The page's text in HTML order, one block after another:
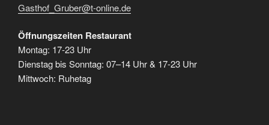
Gasthof_Gruber@t-online.de
Öffnungszeiten Restaurant
Montag: 17-23 Uhr
Dienstag bis Sonntag: 07–14 Uhr & 17-23 Uhr
Mittwoch: Ruhetag